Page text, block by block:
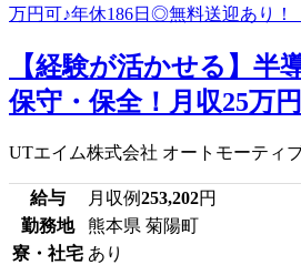
【経験が活かせる】半
保守・保全！月収25万
UTエイム株式会社 オートモーティ
給与 月収例253,202円
勤務地
熊本県 菊陽町
寮・社宅 あり